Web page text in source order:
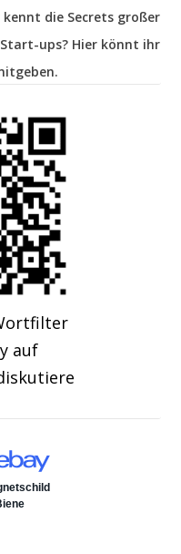
die Secrets großer
ups? Hier könnt ihr
auf